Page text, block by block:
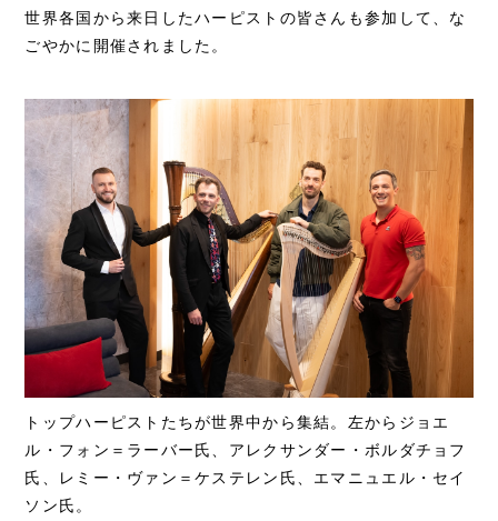
世界各国から来日したハーピストの皆さんも参加して、な
ごやかに開催されました。
トップハーピストたちが世界中から集結。左からジョエ
ル・フォン＝ラーバー氏、アレクサンダー・ボルダチョフ
氏、レミー・ヴァン＝ケステレン氏、エマニュエル・セイ
ソン氏。